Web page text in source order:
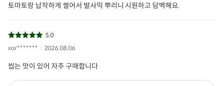
토마토랑 납작하게 썰어서 발사믹 뿌리니 시원하고 담백해요.
5.0
xor*******
2026.08.06
씹는 맛이 있어 자주 구매합니다